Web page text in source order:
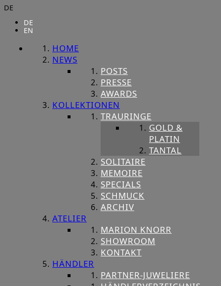
DE
DE
EN
HOME
NEWS
POSTS
PRESSE
AWARDS
KOLLEKTIONEN
TRAURINGE
GOLD &
PLATIN
TANTAL
SOLITAIRE
MEMOIRE
SPECIALS
SCHMUCK
ARCHIV
ATELIER
MARION KNORR
SHOWROOM
KONTAKT
HÄNDLER
PARTNER-JUWELIERE